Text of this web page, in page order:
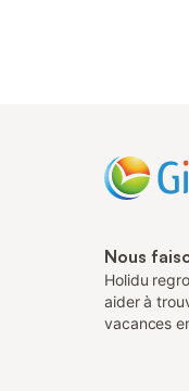
Nous
Holidu
aider à
vacances